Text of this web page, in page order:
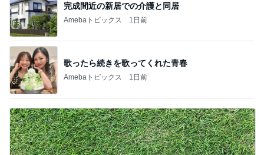
完成間近の新居での介護と同居
Amebaトピックス 1日前
歌ったら続きを歌ってくれた青春
Amebaトピックス 1日前